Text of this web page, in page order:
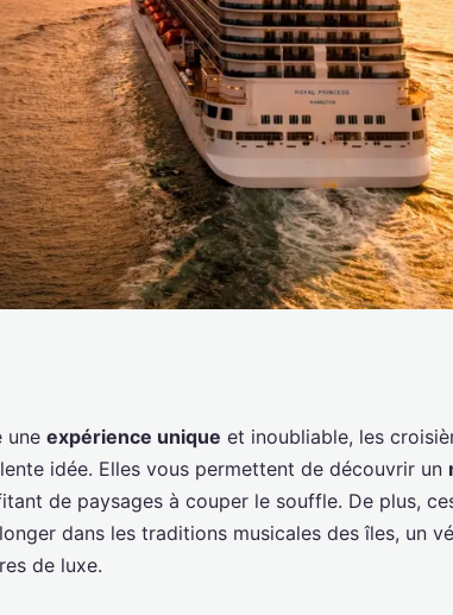
de
des
une expérience unique et inoubliable, les
idée. Elles vous permettent de découvrir un
de paysages à couper le souffle. De plus,
dans les traditions musicales des îles, un
de luxe.